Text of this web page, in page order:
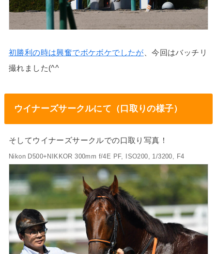
初勝利の時は興奮でボケボケでしたが 、今回はバッチリ
撮れました(^^
ウイナーズサークルにて（口取りの様子）
そしてウイナーズサークルでの口取り写真！
Nikon D500+NIKKOR 300mm f/4E PF, ISO200, 1/3200, F4